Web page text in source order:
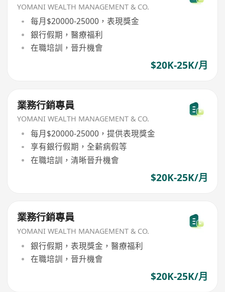
YOMANI WEALTH MANAGEMENT & CO.
每月$20000-25000，表現獎金
銀行假期，醫療福利
在職培訓，晉升機會
$20K-25K/月
業務行銷專員
YOMANI WEALTH MANAGEMENT & CO.
每月$20000-25000，提供表現獎金
享有銀行假期，全薪病假等
在職培訓，清晰晉升機會
$20K-25K/月
業務行銷專員
YOMANI WEALTH MANAGEMENT & CO.
銀行假期，表現獎金，醫療福利
在職培訓，晉升機會
$20K-25K/月